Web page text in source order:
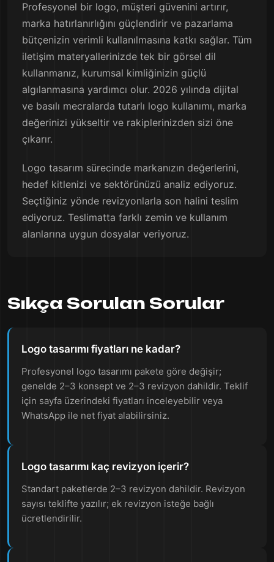
Profesyonel bir logo, müşteri güvenini artırır,
marka hatırlanırlığını güçlendirir ve pazarlama
bütçenizin verimli kullanılmasına katkı sağlar. Tüm
iletişim materyallerinizde tek bir görsel dil
kullanmanız, kurumsal kimliğinizin güçlü
algılanmasına yardımcı olur. 2026 yılında dijital
ve basılı mecralarda tutarlı logo kullanımı, marka
değerinizi yükseltir ve rakiplerinizden sizi öne
çıkarır.
Logo tasarım sürecinde markanızın değerlerini,
hedef kitlenizi ve sektörünüzü analiz ediyoruz.
Seçtiğiniz yönde revizyonlarla son halini teslim
ediyoruz. Teslimatta farklı zemin ve kullanım
alanlarına uygun dosyalar veriyoruz.
Sıkça Sorulan Sorular
Logo tasarımı fiyatları ne kadar?
Profesyonel logo tasarımı pakete göre değişir;
genelde 2–3 konsept ve 2–3 revizyon dahildir. Teklif
için sayfa üzerindeki fiyatları inceleyebilir veya
WhatsApp ile net fiyat alabilirsiniz.
Logo tasarımı kaç revizyon içerir?
Standart paketlerde 2–3 revizyon dahildir. Revizyon
sayısı teklifte yazılır; ek revizyon isteğe bağlı
ücretlendirilir.